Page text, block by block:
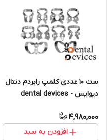
ست ۱۰ عددی کلمپ رابردم دنتال
دیوایس - dental devices
4,980,000
افزودن به سبد